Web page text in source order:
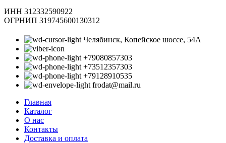
ИНН 312332590922
ОГРНИП 319745600130312
Челябинск, Копейское шоссе, 54А
+79080857303
+73512357303
+79128910535
frodat@mail.ru
Главная
Каталог
О нас
Контакты
Доставка и оплата